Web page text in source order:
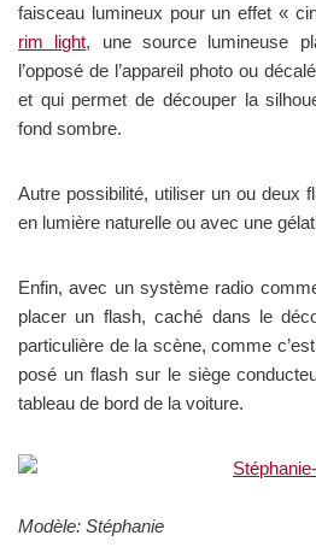
faisceau lumineux pour un effet «
rim light, une source lumineuse
l’opposé de l’appareil photo ou
et qui permet de découper la
fond sombre.
Autre possibilité, utiliser un ou deux
en lumière naturelle ou avec une
Enfin, avec un système radio
placer un flash, caché dans le
particulière de la scène, comme
posé un flash sur le siège
tableau de bord de la voiture.
Modèle: Stéphanie